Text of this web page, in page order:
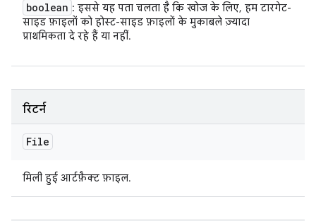
boolean : इससे यह पता चलता है कि खोज के लिए, हम टारगेट-
साइड फ़ाइलों को होस्ट-साइड फ़ाइलों के मुकाबले ज़्यादा
प्राथमिकता दे रहे हैं या नहीं.
रिटर्न
File
मिली हुई आर्टफ़ैक्ट फ़ाइल.